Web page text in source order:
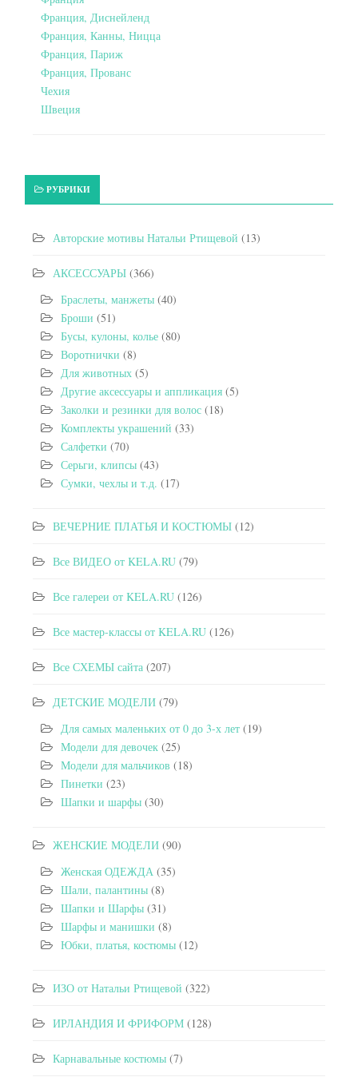
Франция, Диснейленд
Франция, Канны, Ницца
Франция, Париж
Франция, Прованс
Чехия
Швеция
РУБРИКИ
Авторские мотивы Натальи Ртищевой (13)
АКСЕССУАРЫ (366)
Браслеты, манжеты (40)
Броши (51)
Бусы, кулоны, колье (80)
Воротнички (8)
Для животных (5)
Другие аксессуары и аппликация (5)
Заколки и резинки для волос (18)
Комплекты украшений (33)
Салфетки (70)
Серьги, клипсы (43)
Сумки, чехлы и т.д. (17)
ВЕЧЕРНИЕ ПЛАТЬЯ И КОСТЮМЫ (12)
Все ВИДЕО от KELA.RU (79)
Все галереи от KELA.RU (126)
Все мастер-классы от KELA.RU (126)
Все СХЕМЫ сайта (207)
ДЕТСКИЕ МОДЕЛИ (79)
Для самых маленьких от 0 до 3-х лет (19)
Модели для девочек (25)
Модели для мальчиков (18)
Пинетки (23)
Шапки и шарфы (30)
ЖЕНСКИЕ МОДЕЛИ (90)
Женская ОДЕЖДА (35)
Шали, палантины (8)
Шапки и Шарфы (31)
Шарфы и манишки (8)
Юбки, платья, костюмы (12)
ИЗО от Натальи Ртищевой (322)
ИРЛАНДИЯ И ФРИФОРМ (128)
Карнавальные костюмы (7)